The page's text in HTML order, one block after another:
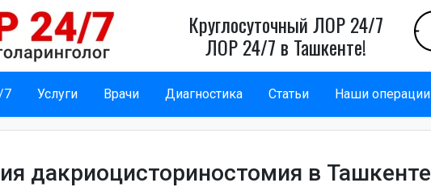
Круглосуточный ЛОР 24/7
ЛОР 24/7 в Ташкенте!
7 Услуги Врачи Диагностика Статьи Наши операции
дакриоцисториностомия в Ташкенте